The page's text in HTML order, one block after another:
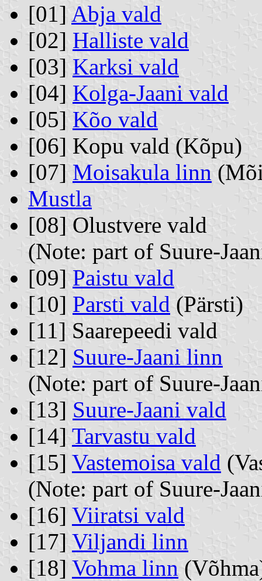
[01] Abja vald
[02] Halliste vald
[03] Karksi vald
[04] Kolga-Jaani vald
[05] Kõo vald
[06] Kopu vald (Kõpu)
[07] Moisakula linn
Mustla
[08] Olustvere vald
(Note: part of Suure-
[09] Paistu vald
[10] Parsti vald (Pärsti)
[11] Saarepeedi vald
[12] Suure-Jaani linn
(Note: part of Suure-
[13] Suure-Jaani vald
[14] Tarvastu vald
[15] Vastemoisa vald
(Note: part of Suure-
[16] Viiratsi vald
[17] Viljandi linn
[18] Vohma linn